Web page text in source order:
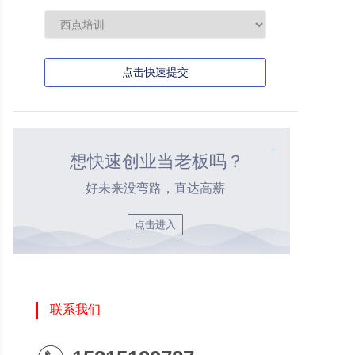
点击快速提交
想快速创业当老板吗？
好未来没弯路，直达高薪
点击进入
联系我们